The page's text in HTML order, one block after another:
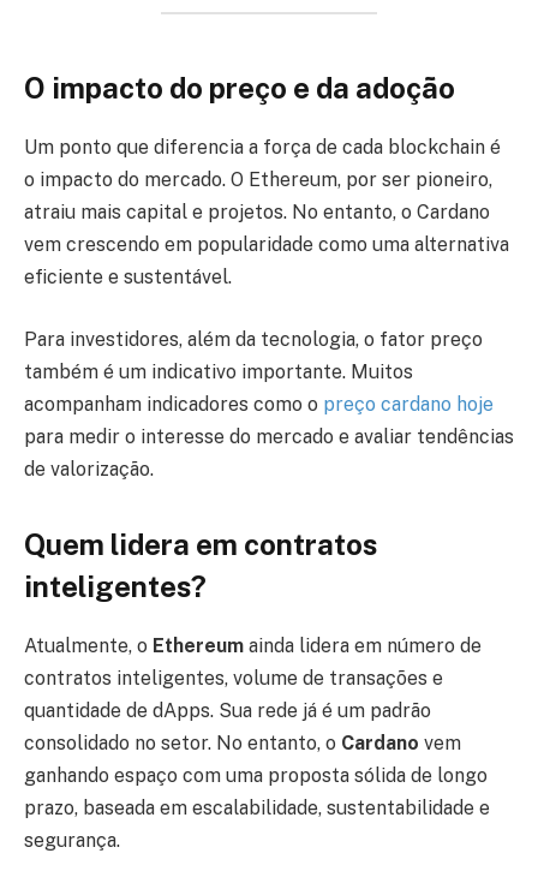
O impacto do preço e da adoção
Um ponto que diferencia a força de cada blockchain é
o impacto do mercado. O Ethereum, por ser pioneiro,
atraiu mais capital e projetos. No entanto, o Cardano
vem crescendo em popularidade como uma alternativa
eficiente e sustentável.
Para investidores, além da tecnologia, o fator preço
também é um indicativo importante. Muitos
acompanham indicadores como o preço cardano hoje
para medir o interesse do mercado e avaliar tendências
de valorização.
Quem lidera em contratos
inteligentes?
Atualmente, o Ethereum ainda lidera em número de
contratos inteligentes, volume de transações e
quantidade de dApps. Sua rede já é um padrão
consolidado no setor. No entanto, o Cardano vem
ganhando espaço com uma proposta sólida de longo
prazo, baseada em escalabilidade, sustentabilidade e
segurança.